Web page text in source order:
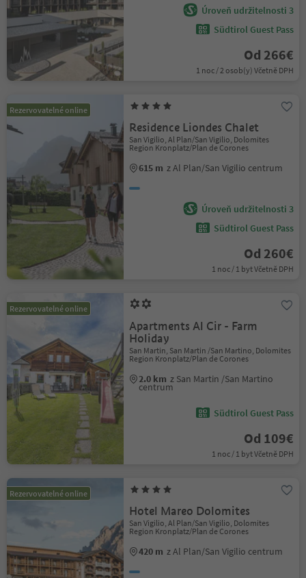
Úroveň udržitelnosti 3
Südtirol Guest Pass
Od 266€
1 noc / 2 osob(y) Včetně DPH
Rezervovatelné online
Residence Liondes Chalet
San Vigilio, Al Plan/San Vigilio, Dolomites
Region Kronplatz/Plan de Corones
615 m z Al Plan/San Vigilio centrum
Úroveň udržitelnosti 3
Südtirol Guest Pass
Od 260€
1 noc / 1 byt Včetně DPH
Rezervovatelné online
Apartments Al Cir - Farm
Holiday
San Martin, San Martin /San Martino, Dolomites
Region Kronplatz/Plan de Corones
2.0 km z San Martin /San Martino
centrum
Südtirol Guest Pass
Od 109€
1 noc / 1 byt Včetně DPH
Rezervovatelné online
Hotel Mareo Dolomites
San Vigilio, Al Plan/San Vigilio, Dolomites
Region Kronplatz/Plan de Corones
420 m z Al Plan/San Vigilio centrum